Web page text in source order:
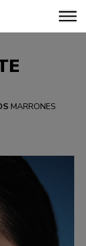
MARRONES